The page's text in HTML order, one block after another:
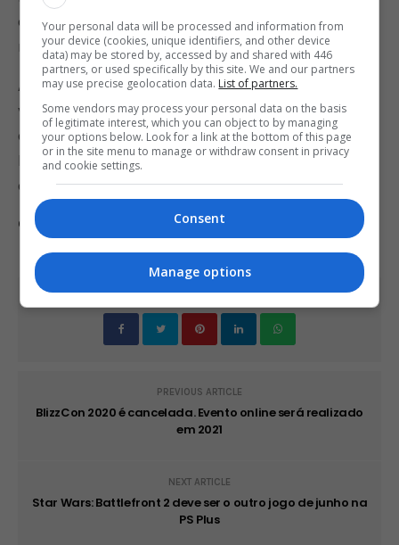
quatro anos, proporcionando uma base de público
mais sólida para um jogo do calibre de GTA 6.
A Take-Two revelou recentemente que GTA 5 já
vendeu mais de 130 milhões de cópias, enquanto
o título subsequente da Rockstar, Red Dead
Redemption 2, vendeu 31 milhões de cópias desde
o lançamento em outubro de 2018.
Comente esta notícia no Fórum Outer Space
PREVIOUS ARTICLE
BlizzCon 2020 é cancelada. Evento online será realizado
em 2021
NEXT ARTICLE
Star Wars: Battlefront 2 deve ser o outro jogo de junho na
PS Plus
Your personal data will be processed and information from
your device (cookies, unique identifiers, and other device
data) may be stored by, accessed by and shared with 446
partners, or used specifically by this site. We and our partners
may use precise geolocation data. List of partners.
Some vendors may process your personal data on the basis
of legitimate interest, which you can object to by managing
your options below. Look for a link at the bottom of this page
or in the site menu to manage or withdraw consent in privacy
and cookie settings.
Consent
Manage options